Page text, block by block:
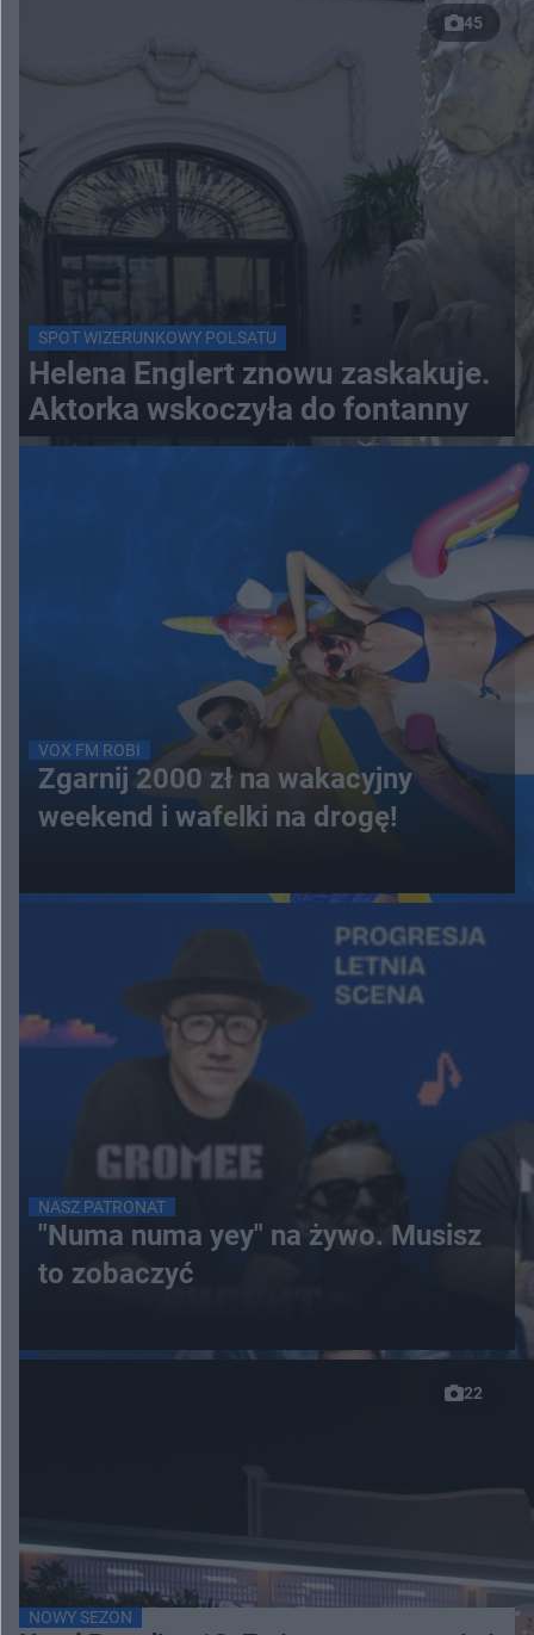
45
SPOT WIZERUNKOWY POLSATU
Helena Englert znowu zaskakuje.
Aktorka wskoczyła do fontanny
VOX FM ROBI
Zgarnij 2000 zł na wakacyjny
weekend i wafelki na drogę!
NASZ PATRONAT
"Numa numa yey" na żywo. Musisz
to zobaczyć
22
NOWY SEZON